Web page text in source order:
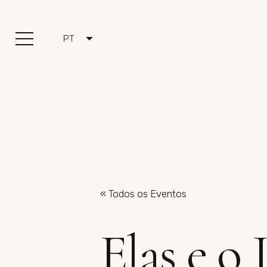
PT
« Todos os Eventos
Elas e o